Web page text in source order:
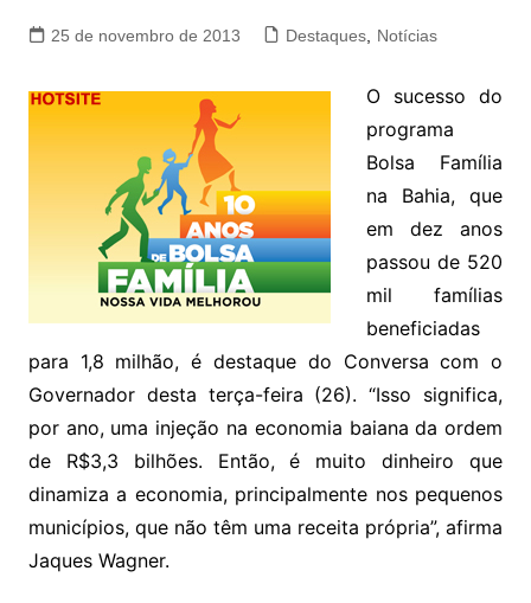
25 de novembro de 2013 Destaques, Notícias
O sucesso do
programa
Bolsa Família
na Bahia, que
em dez anos
passou de 520
mil famílias
beneficiadas
para 1,8 milhão, é destaque do Conversa com o
Governador desta terça-feira (26). “Isso significa,
por ano, uma injeção na economia baiana da ordem
de R$3,3 bilhões. Então, é muito dinheiro que
dinamiza a economia, principalmente nos pequenos
municípios, que não têm uma receita própria”, afirma
Jaques Wagner.